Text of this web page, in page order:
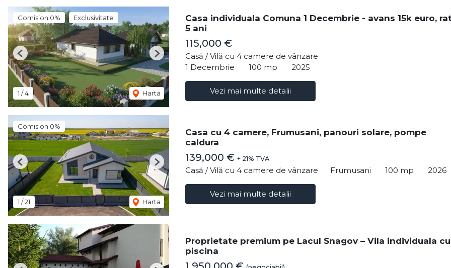
Comision 0% Exclusivitate
1 /4 Harta
Previous Next
Casa individuala Comuna 1 Decembrie - avans 15k euro,
5 ani
115,000 €
Casă / Vilă cu 4 camere de vânzare
1 Decembrie
100 mp 2025
Vezi mai multe detalii
Comision 0%
1 /21 Harta
Previous Next
Casa cu 4 camere, Frumusani, panouri solare, pompe
caldura
139,000 € + 21% TVA
Casă / Vilă cu 4 camere de vânzare Frumusani 100 mp 2026
Vezi mai multe detalii
Proprietate premium pe Lacul Snagov – Vila individuala cu
piscina